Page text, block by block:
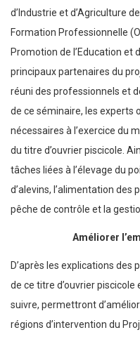
d’Industrie et d’Agriculture
Formation Professionnelle
Promotion de l’Education et
principaux partenaires du
réuni des professionnels et
de ce séminaire, les experts
nécessaires à l’exercice du
du titre d’ouvrier piscicole.
tâches liées à l’élevage du
d’alevins, l’alimentation des
pêche de contrôle et la
Améliorer
D’après les explications
de ce titre d’ouvrier
suivre, permettront
régions d’intervention du